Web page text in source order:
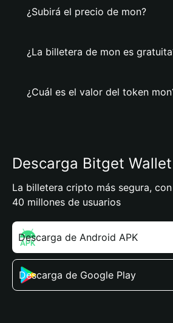
¿Subirá el precio de mon?
¿La billetera de mon es
¿Cuál es el valor del token
Descarga Bitget
La billetera cripto más segura,
40 millones de usuarios
Descarga de Android APK
Descarga de Google Play